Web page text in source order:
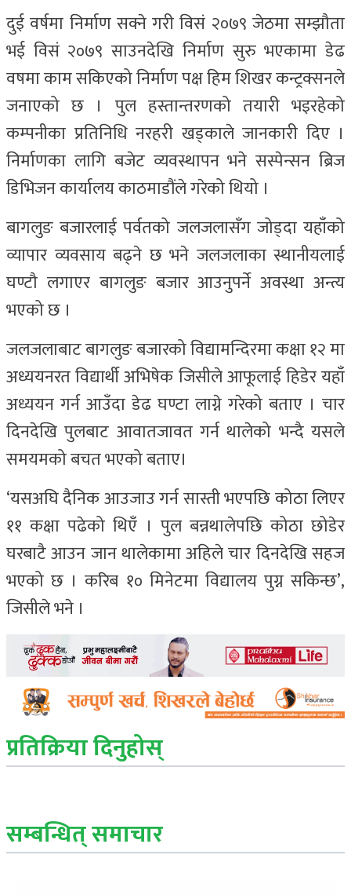
दुई वर्षमा निर्माण सक्ने गरी विसं २०७९ जेठमा सम्झौता
भई विसं २०७९ साउनदेखि निर्माण सुरु भएकामा डेढ
वषमा काम सकिएको निर्माण पक्ष हिम शिखर कन्ट्रक्सनले
जनाएको छ । पुल हस्तान्तरणको तयारी भइरहेको
कम्पनीका प्रतिनिधि नरहरी खड्काले जानकारी दिए ।
निर्माणका लागि बजेट व्यवस्थापन भने सस्पेन्सन ब्रिज
डिभिजन कार्यालय काठमाडौंले गरेको थियो ।
बागलुङ बजारलाई पर्वतको जलजलासँग जोड्दा यहाँको
व्यापार व्यवसाय बढ्ने छ भने जलजलाका स्थानीयलाई
घण्टौ लगाएर बागलुङ बजार आउनुपर्ने अवस्था अन्त्य
भएको छ ।
जलजलाबाट बागलुङ बजारको विद्यामन्दिरमा कक्षा १२ मा
अध्ययनरत विद्यार्थी अभिषेक जिसीले आफूलाई हिडेर यहाँ
अध्ययन गर्न आउँदा डेढ घण्टा लाग्ने गरेको बताए । चार
दिनदेखि पुलबाट आवातजावत गर्न थालेको भन्दै यसले
समयमको बचत भएको बताए।
‘यसअघि दैनिक आउजाउ गर्न सास्ती भएपछि कोठा लिएर
११ कक्षा पढेको थिएँ । पुल बन्नथालेपछि कोठा छोडेर
घरबाटै आउन जान थालेकामा अहिले चार दिनदेखि सहज
भएको छ । करिब १० मिनेटमा विद्यालय पुग्न सकिन्छ’,
जिसीले भने ।
प्रतिक्रिया दिनुहोस्
सम्बन्धित् समाचार